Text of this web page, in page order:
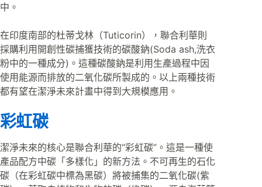
中。
在印度南部的杜蒂戈林（Tuticorin），聯合利華則
採購利用開創性碳捕獲技術的碳酸鈉(Soda ash,洗衣
粉中的一種成分)。這種碳酸鈉是利用生產過程中因
使用能源而排放的二氧化碳所製成的。以上兩種技術
都有望在潔淨未來計畫中得到大規模應用。
彩虹碳
潔淨未來的核心是聯合利華的“彩虹碳”。這是一種使
產品配方中碳「多樣化」的新方法。不可再生的石化
碳（在彩虹碳中標為黑碳）將被捕集的二氧化碳(紫